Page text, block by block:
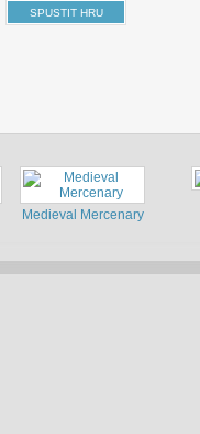
Medieval Mercenary